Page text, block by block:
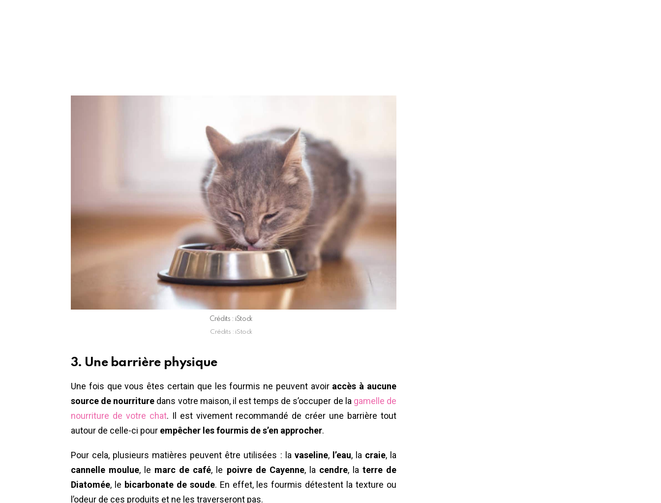
Crédits : iStock
Crédits : iStock
3. Une barrière physique
Une fois que vous êtes certain que les fourmis ne peuvent avoir accès à aucune
source de nourriture dans votre maison, il est temps de s’occuper de la gamelle de
nourriture de votre chat. Il est vivement recommandé de créer une barrière tout
autour de celle-ci pour empêcher les fourmis de s’en approcher.
Pour cela, plusieurs matières peuvent être utilisées : la vaseline, l’eau, la craie, la
cannelle moulue, le marc de café, le poivre de Cayenne, la cendre, laterre de
Diatomée, le bicarbonate de soude. En effet, les fourmis détestent la texture ou
l’odeur de ces produits et ne les traverseront pas.